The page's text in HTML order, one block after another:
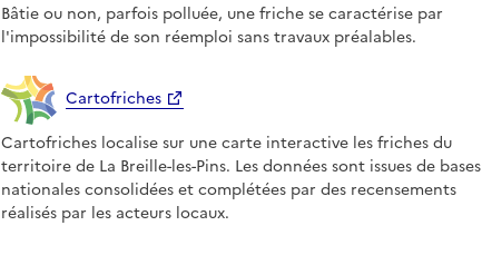
Bâtie ou non, parfois polluée, une friche se caractérise par
l'impossibilité de son réemploi sans travaux préalables.
Cartofriches
Cartofriches localise sur une carte interactive les friches du
territoire de La Breille-les-Pins. Les données sont issues de bases
nationales consolidées et complétées par des recensements
réalisés par les acteurs locaux.